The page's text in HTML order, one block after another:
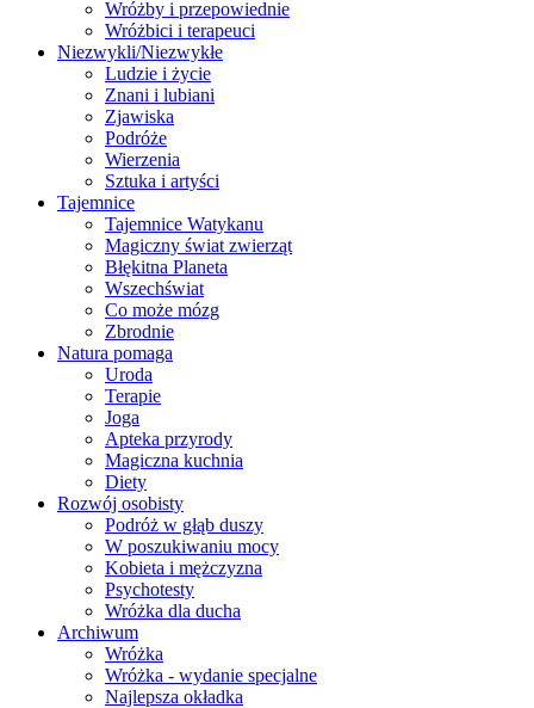
Wróżby i przepowiednie
Wróżbici i terapeuci
Niezwykli/Niezwykłe
Ludzie i życie
Znani i lubiani
Zjawiska
Podróże
Wierzenia
Sztuka i artyści
Tajemnice
Tajemnice Watykanu
Magiczny świat zwierząt
Błękitna Planeta
Wszechświat
Co może mózg
Zbrodnie
Natura pomaga
Uroda
Terapie
Joga
Apteka przyrody
Magiczna kuchnia
Diety
Rozwój osobisty
Podróż w głąb duszy
W poszukiwaniu mocy
Kobieta i mężczyzna
Psychotesty
Wróżka dla ducha
Archiwum
Wróżka
Wróżka - wydanie specjalne
Najlepsza okładka